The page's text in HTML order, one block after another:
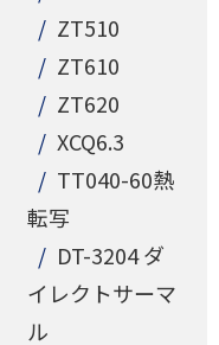
ZT510
ZT610
ZT620
XCQ6.3
TT040-60熱
転写
DT-3204 ダ
イレクトサーマ
ル